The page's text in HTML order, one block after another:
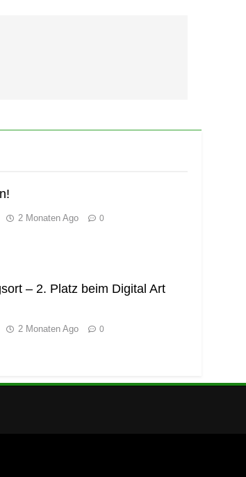
2 Monaten Ago 0
– 2. Platz beim Digital Art
2 Monaten Ago 0